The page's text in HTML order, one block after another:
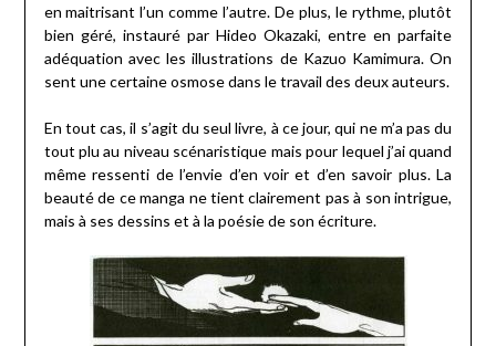
en maitrisant l’un comme l’autre. De plus, le rythme, plutôt
bien géré, instauré par Hideo Okazaki, entre en parfaite
adéquation avec les illustrations de Kazuo Kamimura. On
sent une certaine osmose dans le travail des deux auteurs.
En tout cas, il s’agit du seul livre, à ce jour, qui ne m’a pas du
tout plu au niveau scénaristique mais pour lequel j’ai quand
même ressenti de l’envie d’en voir et d’en savoir plus. La
beauté de ce manga ne tient clairement pas à son intrigue,
mais à ses dessins et à la poésie de son écriture.